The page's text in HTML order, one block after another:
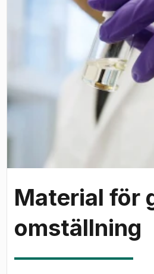
Material för
omställning